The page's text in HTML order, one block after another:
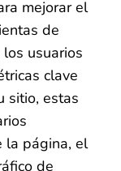
mejorar el
de
usuarios
clave
sitio, estas
la página, el
de